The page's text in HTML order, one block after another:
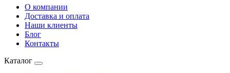
О компании
Доставка и оплата
Наши клиенты
Блог
Контакты
Каталог